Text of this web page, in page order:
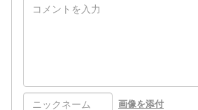
画像を添付